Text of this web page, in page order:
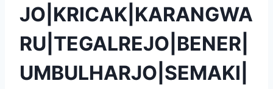
JO|KRICAK|KARANGWA
RU|TEGALREJO|BENER|
UMBULHARJO|SEMAKI|